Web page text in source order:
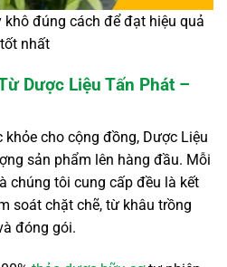
đúng cách để đạt hiệu quả
tốt nhất
Dược Liệu Tấn Phát –
cho cộng đồng, Dược Liệu
sản phẩm lên hàng đầu. Mỗi
chúng tôi cung cấp đều là kết
soát chặt chẽ, từ khâu trồng
đóng gói.